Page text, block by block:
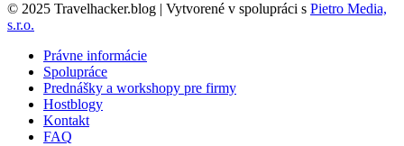
© 2025 Travelhacker.blog | Vytvorené v spolupráci s Pietro Media,
s.r.o.
Právne informácie
Spolupráce
Prednášky a workshopy pre firmy
Hostblogy
Kontakt
FAQ